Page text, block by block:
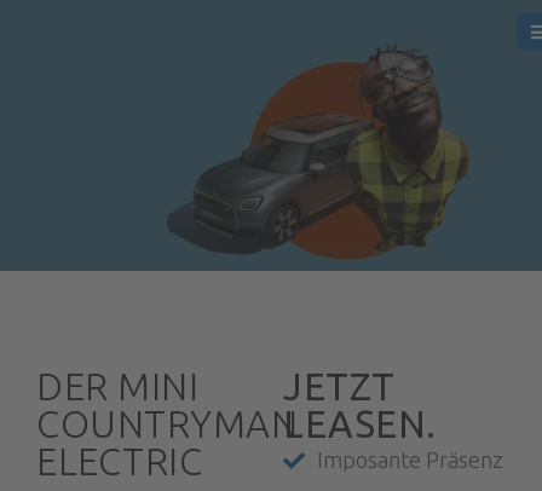
DER MINI
COUNTRYMAN
ELECTRIC
JETZT
LEASEN.
Imposante Präsenz